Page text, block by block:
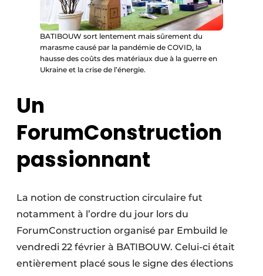
BATIBOUW sort lentement mais sûrement du
marasme causé par la pandémie de COVID, la
hausse des coûts des matériaux due à la guerre en
Ukraine et la crise de l’énergie.
Un
ForumConstruction
passionnant
La notion de construction circulaire fut
notamment à l’ordre du jour lors du
ForumConstruction organisé par Embuild le
vendredi 22 février à BATIBOUW. Celui-ci était
entièrement placé sous le signe des élections